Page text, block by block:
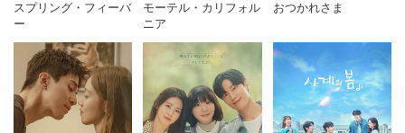
スプリング・フィーバ
ー
モーテル・カリフォル
ニア
おつかれさま